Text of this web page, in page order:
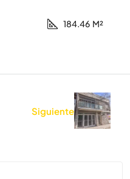
184.46 M²
Siguiente